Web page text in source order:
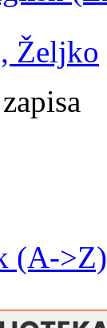
Željko
(A->Z)